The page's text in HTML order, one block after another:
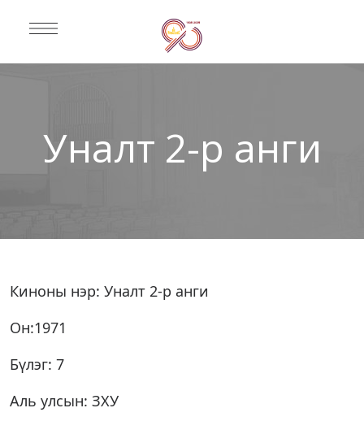
Уналт 2-р анги
Киноны нэр: Уналт 2-р анги
Он:1971
Бүлэг: 7
Аль улсын: ЗХУ